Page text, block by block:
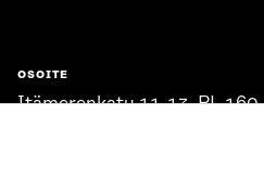
OSOITE
Itämerenkatu 11-13, PL 160,